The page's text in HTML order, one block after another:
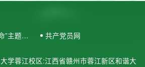
”主题教
共产党员网
学蓉江校区:江西省赣州市蓉江新区和谐大